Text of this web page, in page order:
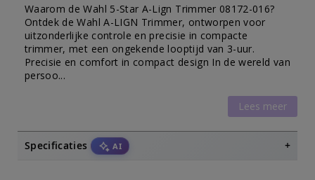
van
de
afbeeldingen-
gallerij
van
de
afbeeldingen-
gallerij
Waarom de Wahl 5-Star A-Lign Trimmer 08172-016?
Ontdek de Wahl A-LIGN Trimmer, ontworpen voor
uitzonderlijke controle en precisie in compacte
trimmer, met een ongekende looptijd van 3-uur.
Precisie en comfort in compact design In de wereld van
persoo...
Lees meer
Specificaties AI